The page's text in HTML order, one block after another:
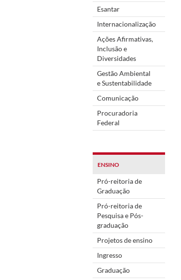
Esantar
Internacionalização
Ações Afirmativas,
Inclusão e
Diversidades
Gestão Ambiental
e Sustentabilidade
Comunicação
Procuradoria
Federal
ENSINO
Pró-reitoria de
Graduação
Pró-reitoria de
Pesquisa e Pós-
graduação
Projetos de ensino
Ingresso
Graduação